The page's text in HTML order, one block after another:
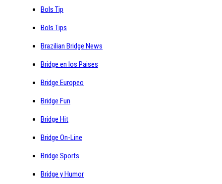
Bols Tip
Bols Tips
Brazilian Bridge News
Bridge en los Paises
Bridge Europeo
Bridge Fun
Bridge Hit
Bridge On-Line
Bridge Sports
Bridge y Humor